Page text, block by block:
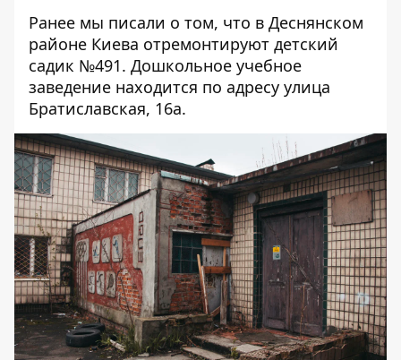
Ранее мы писали о том, что в Деснянском
районе Киева отремонтируют детский
садик №491. Дошкольное учебное
заведение находится по адресу улица
Братиславская, 16а.